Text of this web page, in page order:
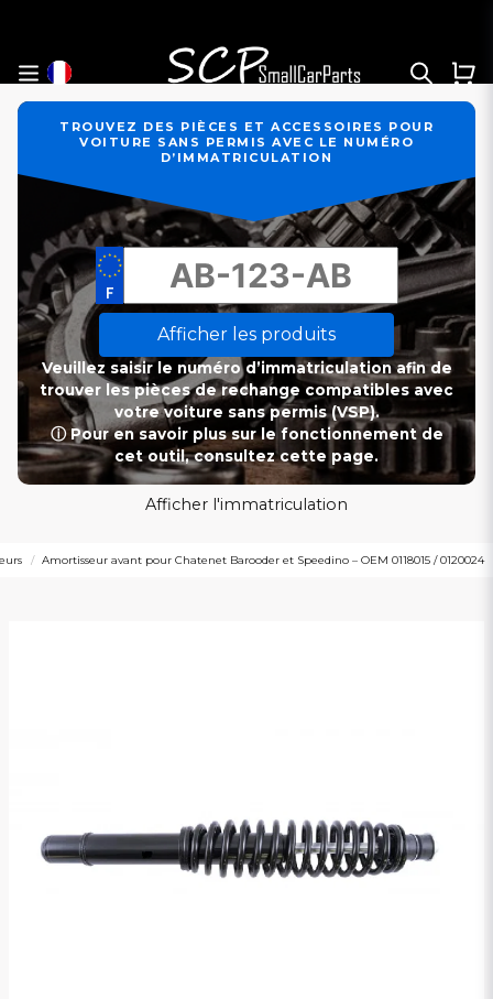
TROUVEZ DES PIÈCES ET ACCESSOIRES POUR
VOITURE SANS PERMIS AVEC LE NUMÉRO
D’IMMATRICULATION
Afficher les produits
Veuillez saisir le numéro d’immatriculation afin de
trouver les pièces de rechange compatibles avec
votre voiture sans permis (VSP).
ⓘ Pour en savoir plus sur le fonctionnement de
cet outil, consultez cette page.
Afficher l'immatriculation
Amortisseur avant pour Chatenet Barooder et Speedino – OEM 0118015 / 0120024